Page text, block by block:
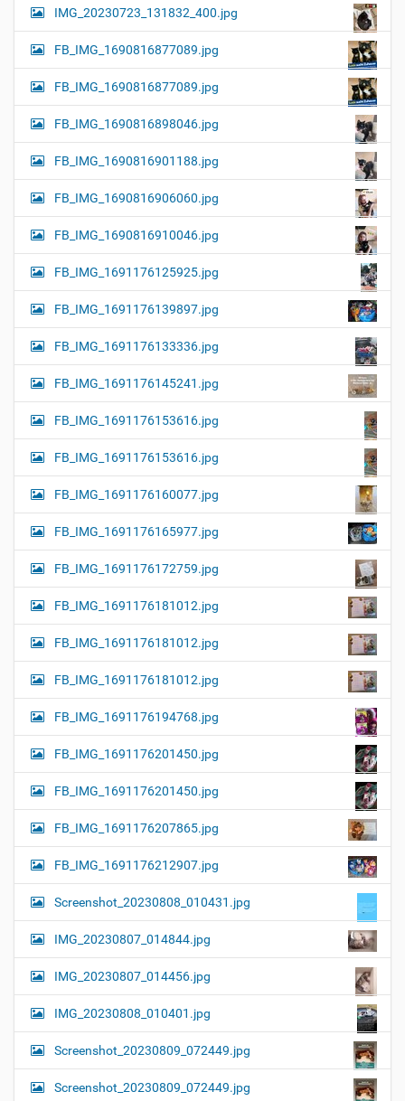
IMG_20230723_131832_400.jpg
FB_IMG_1690816877089.jpg
FB_IMG_1690816877089.jpg
FB_IMG_1690816898046.jpg
FB_IMG_1690816901188.jpg
FB_IMG_1690816906060.jpg
FB_IMG_1690816910046.jpg
FB_IMG_1691176125925.jpg
FB_IMG_1691176139897.jpg
FB_IMG_1691176133336.jpg
FB_IMG_1691176145241.jpg
FB_IMG_1691176153616.jpg
FB_IMG_1691176153616.jpg
FB_IMG_1691176160077.jpg
FB_IMG_1691176165977.jpg
FB_IMG_1691176172759.jpg
FB_IMG_1691176181012.jpg
FB_IMG_1691176181012.jpg
FB_IMG_1691176181012.jpg
FB_IMG_1691176194768.jpg
FB_IMG_1691176201450.jpg
FB_IMG_1691176201450.jpg
FB_IMG_1691176207865.jpg
FB_IMG_1691176212907.jpg
Screenshot_20230808_010431.jpg
IMG_20230807_014844.jpg
IMG_20230807_014456.jpg
IMG_20230808_010401.jpg
Screenshot_20230809_072449.jpg
Screenshot_20230809_072449.jpg